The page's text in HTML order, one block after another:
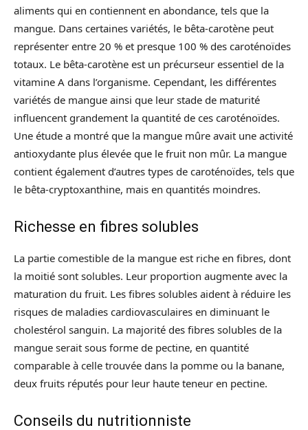
aliments qui en contiennent en abondance, tels que la
mangue. Dans certaines variétés, le bêta-carotène peut
représenter entre 20 % et presque 100 % des caroténoïdes
totaux. Le bêta-carotène est un précurseur essentiel de la
vitamine A dans l’organisme. Cependant, les différentes
variétés de mangue ainsi que leur stade de maturité
influencent grandement la quantité de ces caroténoïdes.
Une étude a montré que la mangue mûre avait une activité
antioxydante plus élevée que le fruit non mûr. La mangue
contient également d’autres types de caroténoïdes, tels que
le bêta-cryptoxanthine, mais en quantités moindres.
Richesse en fibres solubles
La partie comestible de la mangue est riche en fibres, dont
la moitié sont solubles. Leur proportion augmente avec la
maturation du fruit. Les fibres solubles aident à réduire les
risques de maladies cardiovasculaires en diminuant le
cholestérol sanguin. La majorité des fibres solubles de la
mangue serait sous forme de pectine, en quantité
comparable à celle trouvée dans la pomme ou la banane,
deux fruits réputés pour leur haute teneur en pectine.
Conseils du nutritionniste